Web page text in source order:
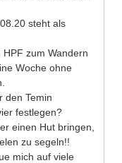
steht als
zum Wandern
Woche ohne
den Temin
festlegen?
einen Hut bringen,
zu segeln!!
mich auf viele